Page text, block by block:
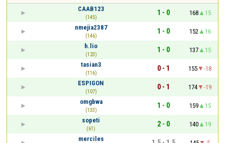
CAAB123
(145)
1 - 0 168
15
nmejia2387
(146)
1 - 0 152
16
h.lio
(123)
1 - 0 137
15
tasian3
(116)
0 - 1 155
-18
ESPIGON
(107)
0 - 1 174
-19
omgbwa
(133)
1 - 0 159
15
sopeti
(61)
2 - 0 140
19
merciles